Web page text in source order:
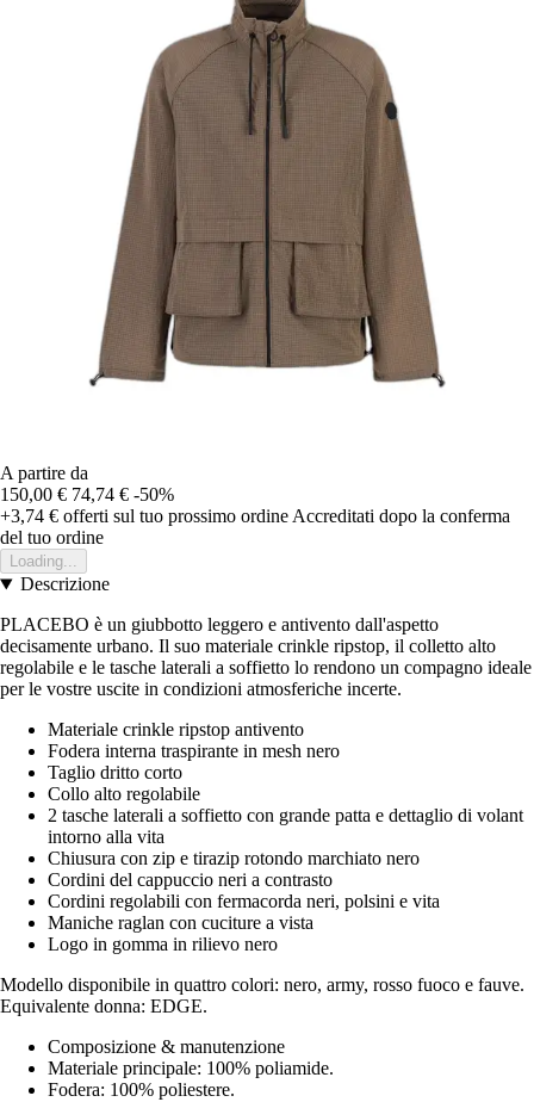
A partire da
150,00 € 74,74 € -50%
+3,74 € offerti sul tuo prossimo ordine Accreditati dopo la conferma
del tuo ordine
Loading...
Descrizione
PLACEBO è un giubbotto leggero e antivento dall'aspetto
decisamente urbano. Il suo materiale crinkle ripstop, il colletto alto
regolabile e le tasche laterali a soffietto lo rendono un compagno ideale
per le vostre uscite in condizioni atmosferiche incerte.
Materiale crinkle ripstop antivento
Fodera interna traspirante in mesh nero
Taglio dritto corto
Collo alto regolabile
2 tasche laterali a soffietto con grande patta e dettaglio di volant
intorno alla vita
Chiusura con zip e tirazip rotondo marchiato nero
Cordini del cappuccio neri a contrasto
Cordini regolabili con fermacorda neri, polsini e vita
Maniche raglan con cuciture a vista
Logo in gomma in rilievo nero
Modello disponibile in quattro colori: nero, army, rosso fuoco e fauve.
Equivalente donna: EDGE.
Composizione & manutenzione
Materiale principale: 100% poliamide.
Fodera: 100% poliestere.